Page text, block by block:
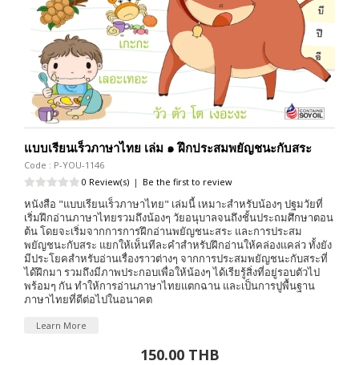
แบบเรียนเร็วภาษาไทย เล่ม ๑ ฝึกประสมพยัญชนะกับสระ
Code : P-YOU-1146
0 Review(s) | Be the first to review
หนังสือ "แบบเรียนเร็วภาษาไทย" เล่มนี้ เหมาะสำหรับน้องๆ ปฐมวัยที่
เริ่มฝึกอ่านภาษาไทยรวมถึงน้องๆ วัยอนุบาลจนถึงชั้นประถมศึกษาตอน
ต้น โดยจะเริ่มจากการการฝึกอ่านพยัญชนะสระ และการประสม
พยัญชนะกับสระ แยกให้เห็นทีละคำสำหรับฝึกอ่านให้คล่องแคล่ว ทั้งยัง
มีประโยคสำหรับอ่านเรื่องราวต่างๆ จากการประสมพยัญชนะกับสระที่
ได้ฝึกมา รวมถึงมีภาพประกอบเพื่อให้น้องๆ ได้เรียรู้สิ่งที่อยู่รอบตัวไป
พร้อมๆ กัน ทำให้การอ่านภาษาไทยแตกฉาน และเป็นการปูพื้นฐาน
ภาษาไทยที่ดีต่อไปในอนาคต
Learn More
150.00 THB